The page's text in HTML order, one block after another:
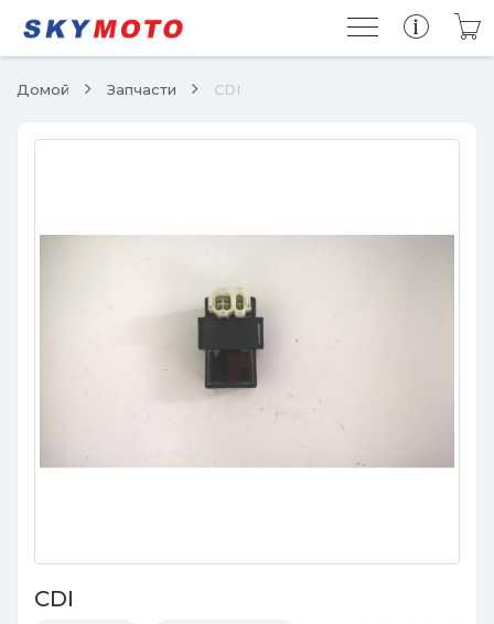
Домой Запчасти CDI
CDI